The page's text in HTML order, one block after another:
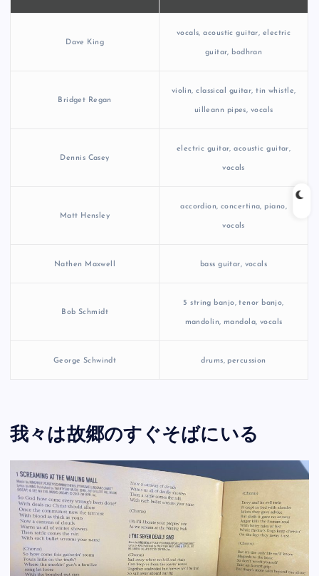
Dave King
vocals, acoustic guitar, electric
guitar, bodhran
Bridget Regan
violin, classical guitar, tin whistle,
uilleann pipes, vocals
Dennis Casey
electric guitar, acoustic guitar,
vocals
Matt Hensley
accordion, concertina, piano,
vocals
Nathen Maxwell bass guitar, vocals
Bob Schmidt
5 string banjo, tenor banjo,
mandolin, mandola, vocals
George Schwindt drums, percussion
我々は故郷のすぐそばにいる